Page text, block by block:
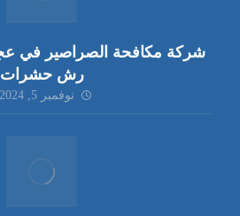
رش حشرات
نوفمبر 5, 2024